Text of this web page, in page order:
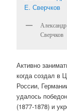
Сверчков
Активно
когда создал в
России,
удалось
(1877-1878) и